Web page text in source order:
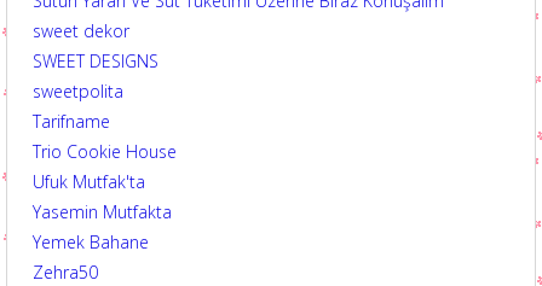
sweet dekor
SWEET DESIGNS
sweetpolita
Tarifname
Trio Cookie House
Ufuk Mutfak'ta
Yasemin Mutfakta
Yemek Bahane
Zehra50